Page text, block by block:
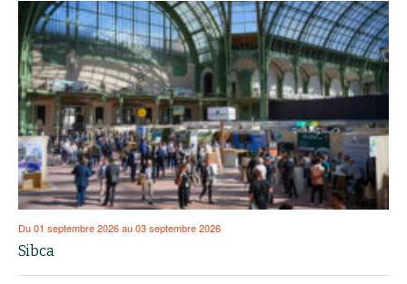
Du 01 septembre 2026 au 03 septembre 2026
Sibca